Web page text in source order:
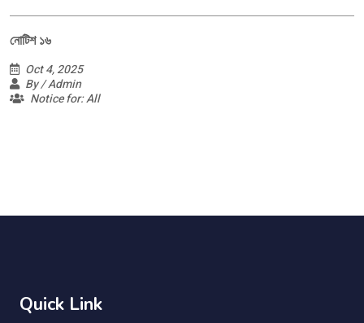
নোটিশ ১৬
Oct 4, 2025
By / Admin
Notice for: All
Quick Link